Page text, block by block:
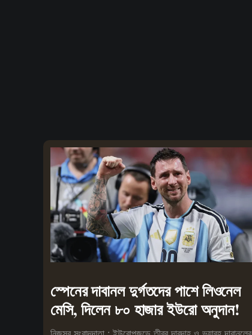
স্পেনের দাবানল দুর্গতদের পাশে লিওনেল
মেসি, দিলেন ৮০ হাজার ইউরো অনুদান!